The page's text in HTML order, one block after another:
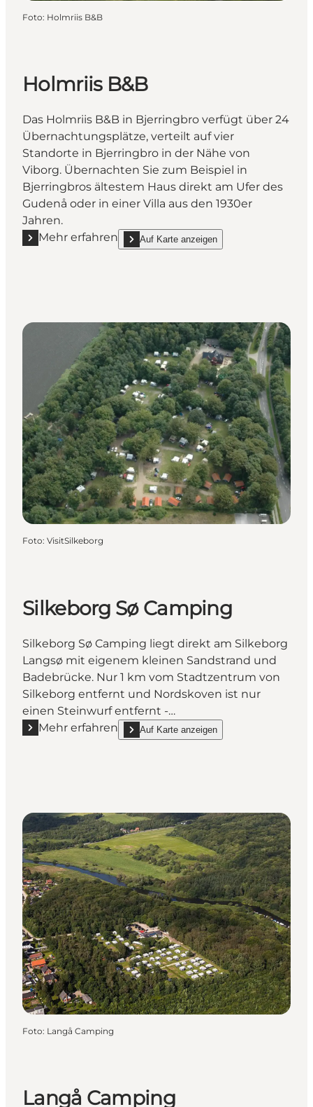
Foto: Holmriis B&B
Holmriis B&B
Das Holmriis B&B in Bjerringbro verfügt über 24
Übernachtungsplätze, verteilt auf vier
Standorte in Bjerringbro in der Nähe von
Viborg. Übernachten Sie zum Beispiel in
Bjerringbros ältestem Haus direkt am Ufer des
Gudenå oder in einer Villa aus den 1930er
Jahren.
Mehr erfahren
Mehr erfahren "Holmriis B&B"
Auf Karte anzeigen
show Holmriis B&B on_map
Foto: VisitSilkeborg
Silkeborg Sø Camping
Silkeborg Sø Camping liegt direkt am Silkeborg
Langsø mit eigenem kleinen Sandstrand und
Badebrücke. Nur 1 km vom Stadtzentrum von
Silkeborg entfernt und Nordskoven ist nur
einen Steinwurf entfernt -…
Mehr erfahren
Mehr erfahren "Silkeborg Sø Camping"
Auf Karte anzeigen
show Silkeborg Sø Camping on_map
Foto: Langå Camping
Langå Camping